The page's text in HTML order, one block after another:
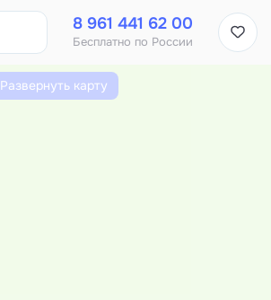
8 961 441 62 00
Бесплатно по России
Развернуть карту